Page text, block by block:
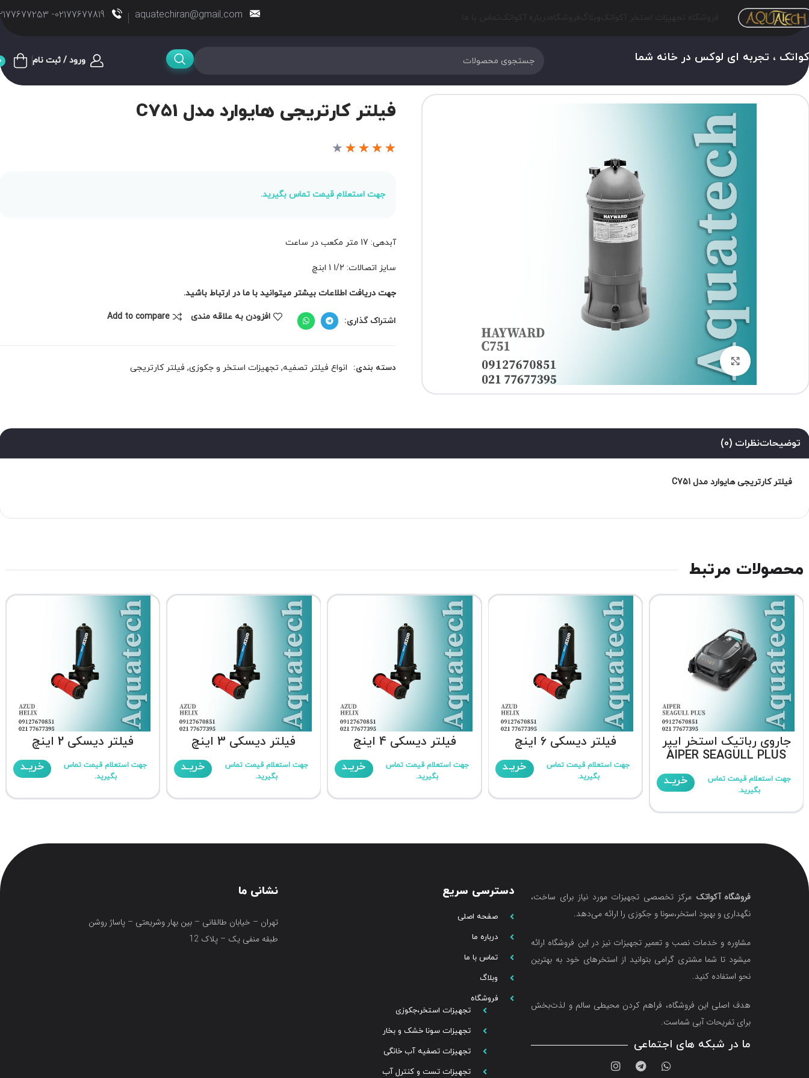
aquatechiran@gmail.com
02177677819- 02177677253
، تجربه ای لوکس در خانه شما ورود / ثبت نام
برای بزرگنمایی کلیک کنید
فیلتر کارتریجی هایوارد مدل C751
★
★
★
★
★
جهت استعلام قیمت تماس بگیرید.
آبدهی: 17 متر مکعب در ساعت
سایز اتصالات: 1/2 1 ابنچ
جهت دریافت اطلاعات بیشتر میتوانید با ما در ارتباط باشید.
اشتراک گذاری: افزودن به علاقه مندی Add to compare
دسته بندی: انواع فیلتر تصفیه, تجهیزات استخر و جکوزی, فیلتر کارتریجی
توضیحاتنظرات (0)
فیلتر کارتریجی هایوارد مدل C751
محصولات مرتبط
جاروی رباتیک استخر ایپر
AIPER SEAGULL PLUS
جهت استعلام قیمت تماس
بگیرید.
خریـد
فیلتر دیسکی 6 اینچ
جهت استعلام قیمت تماس
بگیرید.
خریـد
فیلتر دیسکی 4 اینچ
جهت استعلام قیمت تماس
بگیرید.
خریـد
فیلتر دیسکی 3 اینچ
جهت استعلام قیمت تماس
بگیرید.
خریـد
فیلتر دیسکی 2 اینچ
جهت استعلام قیمت تماس
بگیرید.
خریـد
فروشگاه آکواتک مرکز تخصصی تجهیزات مورد نیاز برای ساخت،
نگهداری و بهبود استخر،سونا و جکوزی را ارائه می‌دهد.
مشاوره و خدمات نصب و تعمیر تجهیزات نیز در این فروشگاه ارائه
میشود تا شما مشتری گرامی بتوانید از استخرهای خود به بهترین
نحو استفاده کنید.
هدف اصلی این فروشگاه‌، فراهم کردن محیطی سالم و لذت‌بخش
برای تفریحات آبی شماست.
ما در شبکه های اجتماعی
دسترسی سریع
صفحه اصلی
درباره ما
تماس با ما
وبلاگ
فروشگاه
تجهیزات استخر،جکوزی
تجهیزات سونا خشک و بخار
تجهیزات تصفیه آب خانگی
تجهیزات تست و کنترل آب
نشانی ما
تهران – خیابان طالقانی – بین بهار وشریعتی – پاساژ روشن
طبقه منفی یک – پلاک 12